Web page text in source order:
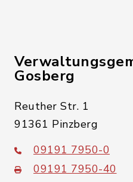
Gosberg
Reuther Str. 1
91361 Pinzberg
09191 7950-0
09191 7950-40